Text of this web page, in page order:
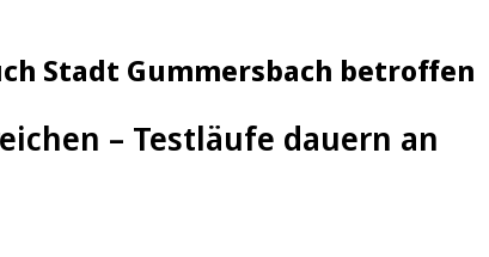
Stadt Gummersbach betroffen
– Testläufe dauern an